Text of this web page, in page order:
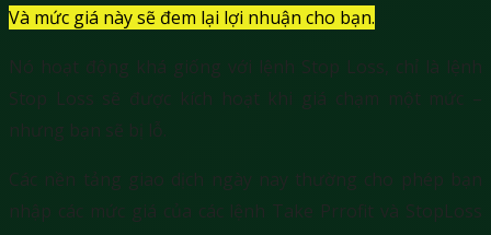
Và mức giá này sẽ đem lại lợi nhuận cho bạn.
Nó hoạt động khá giống với lệnh Stop Loss, chỉ là lệnh
Stop Loss sẽ được kích hoạt khi giá chạm một mức –
nhưng bạn sẽ bị lỗ.
Các nền tảng giao dịch ngày nay thường cho phép bạn
nhập các mức giá của các lệnh Take Prrofit và StopLoss